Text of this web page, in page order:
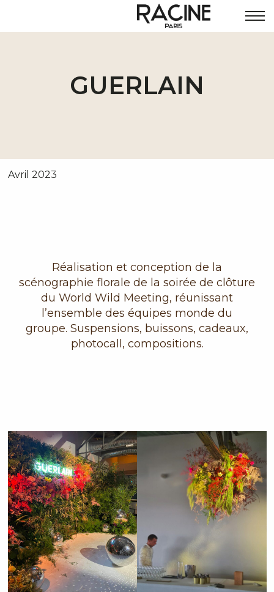
GUERLAIN
Avril 2023
Réalisation et conception de la
scénographie florale de la soirée de clôture
du World Wild Meeting, réunissant
l’ensemble des équipes monde du
groupe. Suspensions, buissons, cadeaux,
photocall, compositions.